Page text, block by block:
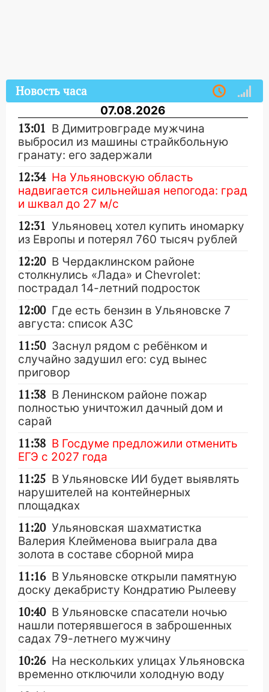
Новость часа
07.08.2026
13:01 В Димитровграде мужчина
выбросил из машины страйкбольную
гранату: его задержали
12:34 На Ульяновскую область
надвигается сильнейшая непогода: град
и шквал до 27 м/с
12:31 Ульяновец хотел купить иномарку
из Европы и потерял 760 тысяч рублей
12:20 В Чердаклинском районе
столкнулись «Лада» и Chevrolet:
пострадал 14-летний подросток
12:00 Где есть бензин в Ульяновске 7
августа: список АЗС
11:50 Заснул рядом с ребёнком и
случайно задушил его: суд вынес
приговор
11:38 В Ленинском районе пожар
полностью уничтожил дачный дом и
сарай
11:38 В Госдуме предложили отменить
ЕГЭ с 2027 года
11:25 В Ульяновске ИИ будет выявлять
нарушителей на контейнерных
площадках
11:20 Ульяновская шахматистка
Валерия Клейменова выиграла два
золота в составе сборной мира
11:16 В Ульяновске открыли памятную
доску декабристу Кондратию Рылееву
10:40 В Ульяновске спасатели ночью
нашли потерявшегося в заброшенных
садах 79-летнего мужчину
10:26 На нескольких улицах Ульяновска
временно отключили холодную воду